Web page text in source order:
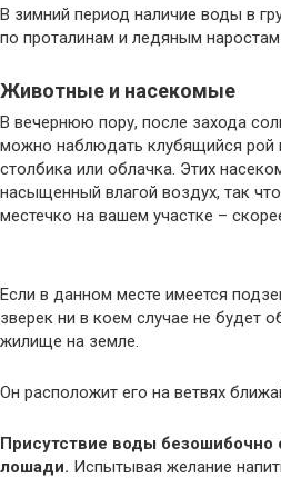
В зимний период наличие воды в
по проталинам и ледяным наростам
Животные и насекомые
В вечернюю пору, после захода
можно наблюдать клубящийся
столбика или облачка. Этих
насыщенный влагой воздух, так
местечко на вашем участке –
Если в данном месте имеется
зверек ни в коем случае не будет
жилище на земле.
Он расположит его на ветвях
Присутствие воды безошибочно
лошади. Испытывая желание